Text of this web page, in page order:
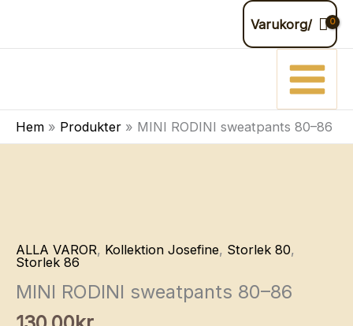
innehåll
Varukorg/
Hem Produkter MINI RODINI sweatpants 80–86
ALLA VAROR, Kollektion Josefine, Storlek 80,
Storlek 86
MINI RODINI sweatpants 80–86
80–